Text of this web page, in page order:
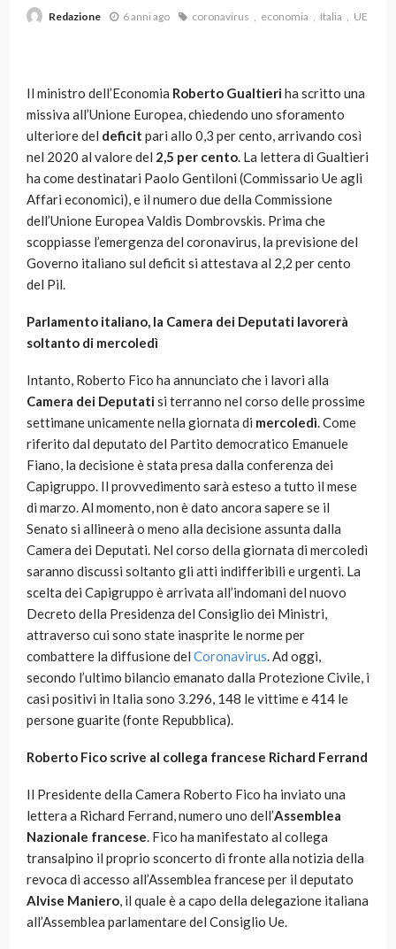
Redazione 6 anni ago coronavirus economia Italia UE
Il ministro dell’Economia Roberto Gualtieriha scritto una
missiva all’Unione Europea, chiedendo uno sforamento
ulteriore del deficit pari allo 0,3 per cento, arrivando così
nel 2020 al valore del 2,5 per cento. La lettera di Gualtieri
ha come destinatari Paolo Gentiloni (Commissario Ue agli
Affari economici), e il numero due della Commissione
dell’Unione Europea Valdis Dombrovskis. Prima che
scoppiasse l’emergenza del coronavirus, la previsione del
Governo italiano sul deficit si attestava al 2,2 per cento
del Pil.
Parlamento italiano, la Camera dei Deputati lavorerà
soltanto di mercoledì
Intanto, Roberto Fico ha annunciato che i lavori alla
Camera dei Deputatisi terranno nel corso delle prossime
settimane unicamente nella giornata di mercoledì. Come
riferito dal deputato del Partito democratico Emanuele
Fiano, la decisione è stata presa dalla conferenza dei
Capigruppo. Il provvedimento sarà esteso a tutto il mese
di marzo. Al momento, non è dato ancora sapere se il
Senato si allineerà o meno alla decisione assunta dalla
Camera dei Deputati. Nel corso della giornata di mercoledì
saranno discussi soltanto gli atti indifferibili e urgenti. La
scelta dei Capigruppo è arrivata all’indomani del nuovo
Decreto della Presidenza del Consiglio dei Ministri,
attraverso cui sono state inasprite le norme per
combattere la diffusione del Coronavirus. Ad oggi,
secondo l’ultimo bilancio emanato dalla Protezione Civile, i
casi positivi in Italia sono 3.296, 148 le vittime e 414 le
persone guarite (fonte Repubblica).
Roberto Fico scrive al collega francese Richard Ferrand
Il Presidente della Camera Roberto Fico ha inviato una
lettera a Richard Ferrand, numero uno dell’Assemblea
Nazionale francese. Fico ha manifestato al collega
transalpino il proprio sconcerto di fronte alla notizia della
revoca di accesso all’Assemblea francese per il deputato
Alvise Maniero, il quale è a capo della delegazione italiana
all’Assemblea parlamentare del Consiglio Ue.